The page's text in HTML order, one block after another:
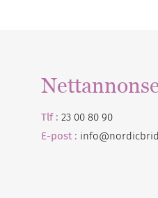
Tlf : 23 00 80 90
E-post :